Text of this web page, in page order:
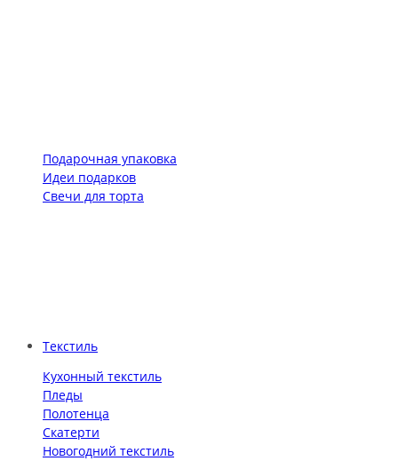
Подарочная упаковка
Идеи подарков
Свечи для торта
Текстиль
Кухонный текстиль
Пледы
Полотенца
Скатерти
Новогодний текстиль